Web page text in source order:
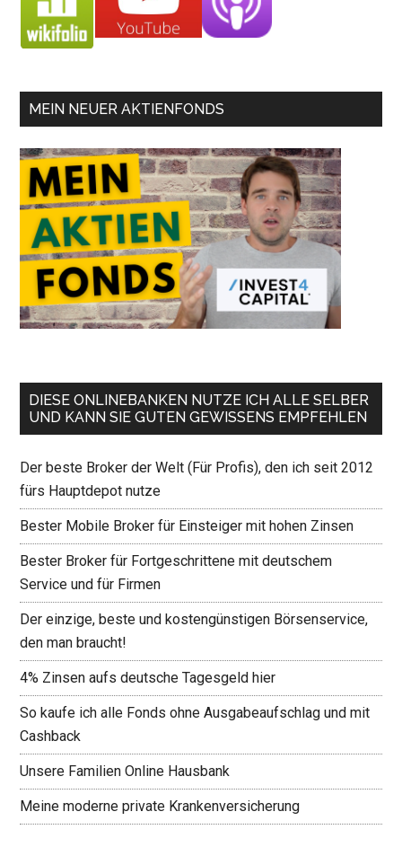
MEIN NEUER AKTIENFONDS
DIESE ONLINEBANKEN NUTZE ICH ALLE SELBER
UND KANN SIE GUTEN GEWISSENS EMPFEHLEN
Der beste Broker der Welt (Für Profis), den ich seit 2012
fürs Hauptdepot nutze
Bester Mobile Broker für Einsteiger mit hohen Zinsen
Bester Broker für Fortgeschrittene mit deutschem
Service und für Firmen
Der einzige, beste und kostengünstigen Börsenservice,
den man braucht!
4% Zinsen aufs deutsche Tagesgeld hier
So kaufe ich alle Fonds ohne Ausgabeaufschlag und mit
Cashback
Unsere Familien Online Hausbank
Meine moderne private Krankenversicherung